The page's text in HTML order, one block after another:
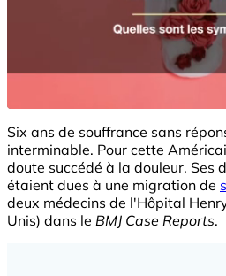
Six ans de souffrance sans
interminable. Pour cette
doute succédé à la douleur. Ses
étaient dues à une migration de
deux médecins de l'Hôpital
Unis) dans le BMJ Case Reports.